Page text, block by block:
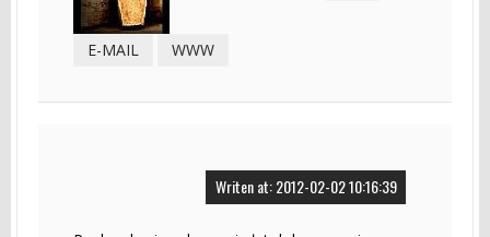
E-MAIL WWW
Writen at: 2012-02-02 10:16:39